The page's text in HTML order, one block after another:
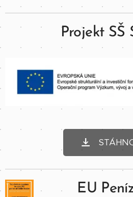
Projekt SŠ
EU